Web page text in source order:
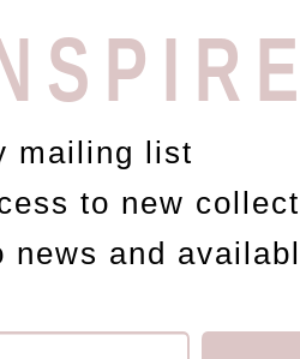
mailing list
to new
and